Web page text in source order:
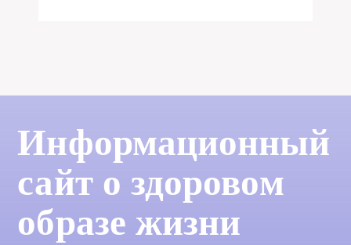
Информационный
сайт о здоровом
образе жизни